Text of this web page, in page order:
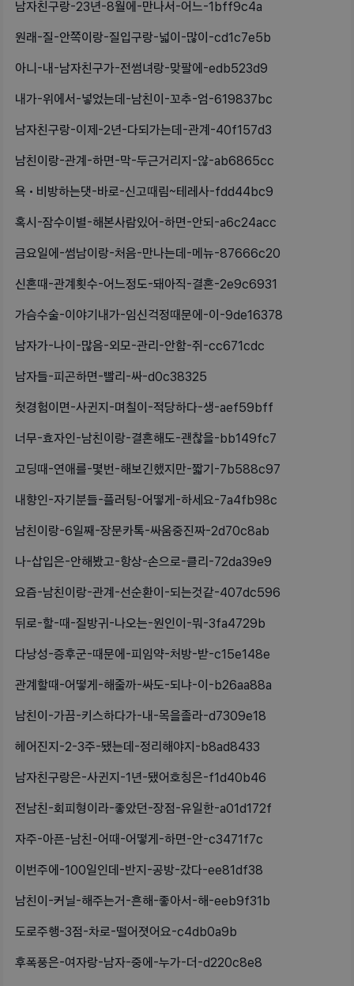
남자친구랑-23년-8월에-만나서-어느-1bff9c4a
원래-질-안쪽이랑-질입구랑-넓이-많이-cd1c7e5b
아니-내-남자친구가-전썸녀랑-맞팔에-edb523d9
내가-위에서-넣었는데-남친이-꼬추-엄-619837bc
남자친구랑-이제-2년-다되가는데-관계-40f157d3
남친이랑-관계-하면-막-두근거리지-않-ab6865cc
욕•비방하는댓-바로-신고때림~테레사-fdd44bc9
혹시-잠수이별-해본사람있어-하면-안되-a6c24acc
금요일에-썸남이랑-처음-만나는데-메뉴-87666c20
신혼때-관계횟수-어느정도-돼아직-결혼-2e9c6931
가슴수술-이야기내가-임신걱정때문에-이-9de16378
남자가-나이-많음-외모-관리-안함-쥐-cc671cdc
남자들-피곤하면-빨리-싸-d0c38325
첫경험이면-사귄지-며칠이-적당하다-생-aef59bff
너무-효자인-남친이랑-결혼해도-괜찮을-bb149fc7
고딩때-연애를-몇번-해보긴했지만-짧기-7b588c97
내향인-자기분들-플러팅-어떻게-하세요-7a4fb98c
남친이랑-6일째-장문카톡-싸움중진짜-2d70c8ab
나-삽입은-안해봤고-항상-손으로-클리-72da39e9
요즘-남친이랑-관계-선순환이-되는것같-407dc596
뒤로-할-때-질방귀-나오는-원인이-뭐-3fa4729b
다낭성-증후군-때문에-피임약-처방-받-c15e148e
관계할때-어떻게-해줄까-싸도-되냐-이-b26aa88a
남친이-가끔-키스하다가-내-목을졸라-d7309e18
헤어진지-2-3주-됐는데-정리해야지-b8ad8433
남자친구랑은-사귄지-1년-됐어호칭은-f1d40b46
전남친-회피형이라-좋았던-장점-유일한-a01d172f
자주-아픈-남친-어때-어떻게-하면-안-c3471f7c
이번주에-100일인데-반지-공방-갔다-ee81df38
남친이-커닐-해주는거-흔해-좋아서-해-eeb9f31b
도로주행-3점-차로-떨어졋어요-c4db0a9b
후폭풍은-여자랑-남자-중에-누가-더-d220c8e8